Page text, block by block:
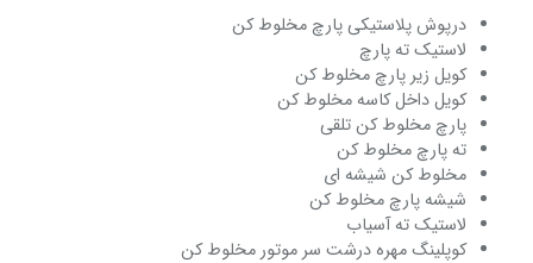
درپوش پلاستیکی پارچ مخلوط کن
لاستیک ته پارچ
کویل زیر پارچ مخلوط کن
کویل داخل کاسه مخلوط کن
پارچ مخلوط کن تلقی
ته پارچ مخلوط کن
مخلوط کن شیشه ای
شیشه پارچ مخلوط کن
لاستیک ته آسیاب
کوپلینگ مهره درشت سر موتور مخلوط کن